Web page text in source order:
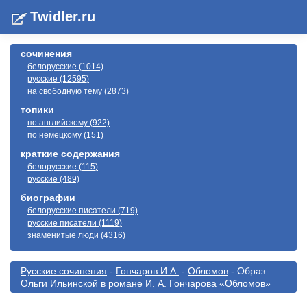
Twidler.ru
сочинения
белорусские (1014)
русские (12595)
на свободную тему (2873)
топики
по английскому (922)
по немецкому (151)
краткие содержания
белорусские (115)
русские (489)
биографии
белорусские писатели (719)
русские писатели (1119)
знаменитые люди (4316)
Русские сочинения - Гончаров И.А. - Обломов - Образ
Ольги Ильинской в романе И. А. Гончарова «Обломов»